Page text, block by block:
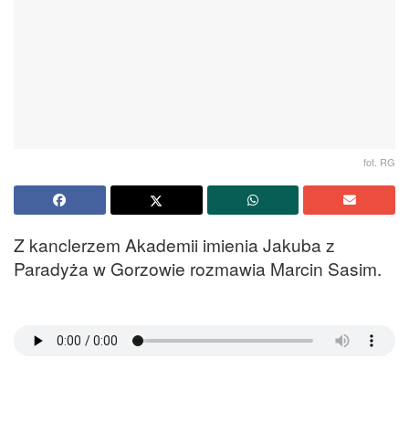
fot. RG
Z kanclerzem Akademii imienia Jakuba z
Paradyża w Gorzowie rozmawia Marcin Sasim.